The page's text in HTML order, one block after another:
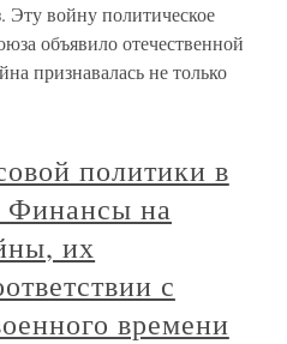
войну политическое
объявило отечественной
признавалась не только
политики в
Финансы на
их
с
времени